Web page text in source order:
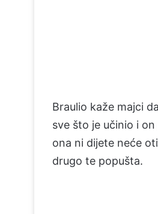
Braulio kaže majci
sve što je učinio i
ona ni dijete neće
drugo te popušta.